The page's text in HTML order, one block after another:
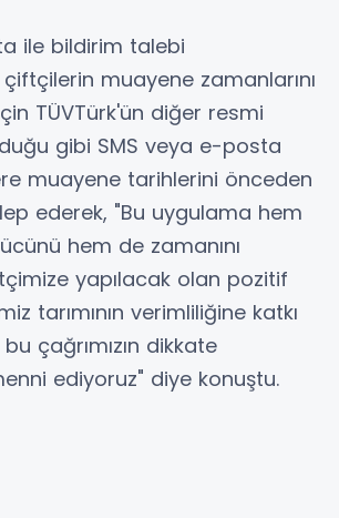
ile bildirim talebi
muayene zamanlarını
TÜVTürk'ün diğer resmi
gibi SMS veya e-posta
muayene tarihlerini önceden
ederek, "Bu uygulama hem
hem de zamanını
yapılacak olan pozitif
tarımının verimliliğine katkı
çağrımızın dikkate
ediyoruz" diye konuştu.